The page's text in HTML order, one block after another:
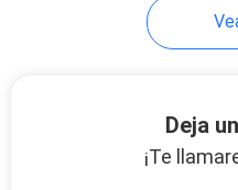
Deja
¡Te